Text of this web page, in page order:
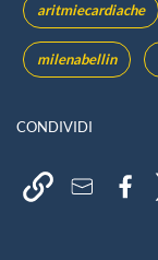
aritmiecardiache
milenabellin
CONDIVIDI